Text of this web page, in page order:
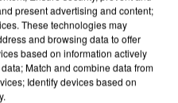
present advertising and content;
These technologies may
and browsing data to offer
based on information actively
Match and combine data from
Identify devices based on